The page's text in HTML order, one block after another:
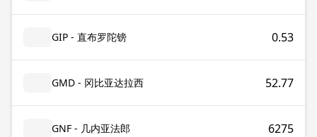
GIP - 直布罗陀镑 0.53
GMD - 冈比亚达拉西 52.77
GNF - 几内亚法郎 6275